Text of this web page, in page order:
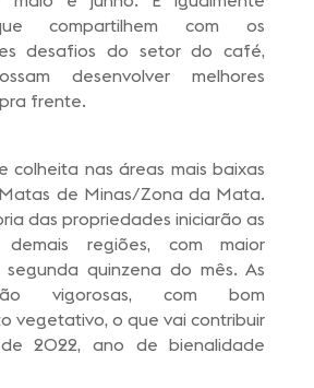
compartilhem com os
desafios do setor do café,
desenvolver melhores
frente.
colheita nas áreas mais baixas
de Minas/Zona da Mata.
das propriedades iniciarão as
regiões, com maior
quinzena do mês. As
vigorosas, com bom
vegetativo, o que vai contribuir
2022, ano de bienalidade